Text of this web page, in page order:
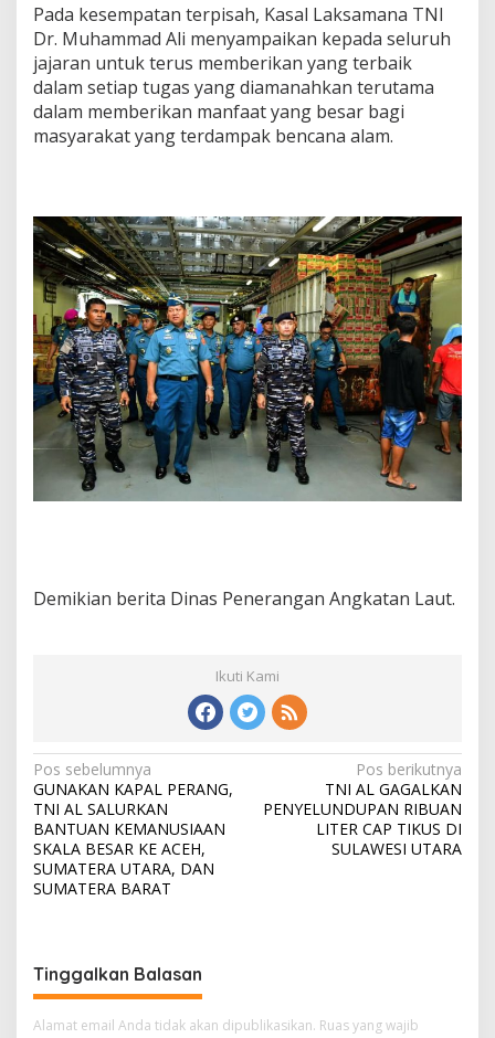
Pada kesempatan terpisah, Kasal Laksamana TNI
Dr. Muhammad Ali menyampaikan kepada seluruh
jajaran untuk terus memberikan yang terbaik
dalam setiap tugas yang diamanahkan terutama
dalam memberikan manfaat yang besar bagi
masyarakat yang terdampak bencana alam.
Demikian berita Dinas Penerangan Angkatan Laut.
Ikuti Kami
N
a
v
i
g
s
i
p
Pos sebelumnya
GUNAKAN KAPAL PERANG,
TNI AL SALURKAN
BANTUAN KEMANUSIAAN
SKALA BESAR KE ACEH,
SUMATERA UTARA, DAN
SUMATERA BARAT
Pos berikutnya
TNI AL GAGALKAN
PENYELUNDUPAN RIBUAN
LITER CAP TIKUS DI
SULAWESI UTARA
Tinggalkan Balasan
Alamat email Anda tidak akan dipublikasikan. Ruas yang wajib